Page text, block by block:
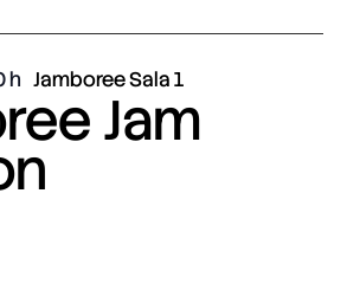
Jamboree Sala 1
Jam